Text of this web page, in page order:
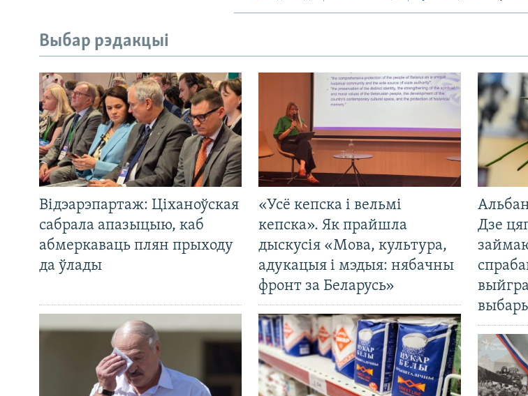
Выбар рэдакцыі
Відэарэпартаж: Ціханоўская
сабрала апазыцыю, каб
абмеркаваць плян прыходу
да ўлады
«Усё кепска і вельмі
кепска». Як прайшла
дыскусія «Мова, культура,
адукацыя і мэдыя: нябачны
фронт за Беларусь»
Дзе